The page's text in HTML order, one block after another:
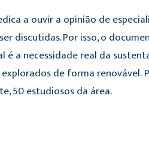
a ouvir a opinião de
discutidas. Por isso, o
é a necessidade real da
de forma renovável.
50 estudiosos da área.